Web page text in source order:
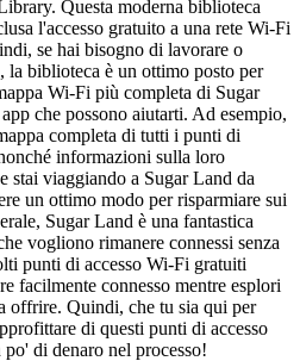
Questa moderna biblioteca
l'accesso gratuito a una rete Wi-Fi
se hai bisogno di lavorare o
la biblioteca è un ottimo posto per
Wi-Fi più completa di Sugar
che possono aiutarti. Ad esempio,
completa di tutti i punti di
informazioni sulla loro
stai viaggiando a Sugar Land da
un ottimo modo per risparmiare sui
Sugar Land è una fantastica
vogliono rimanere connessi senza
punti di accesso Wi-Fi gratuiti
facilmente connesso mentre esplori
offrire. Quindi, che tu sia qui per
di questi punti di accesso
di denaro nel processo!